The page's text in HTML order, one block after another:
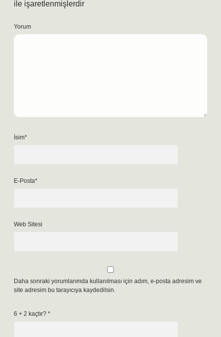
ile işaretlenmişlerdir
Yorum
İsim*
E-Posta*
Web Sitesi
Daha sonraki yorumlarımda kullanılması için adım, e-posta adresim ve
site adresim bu tarayıcıya kaydedilsin.
6 + 2 kaçtır? *